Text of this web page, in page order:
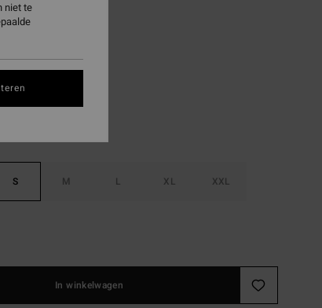
EXTRA 25%
S M L XL XXL
In winkelwagen
niet te